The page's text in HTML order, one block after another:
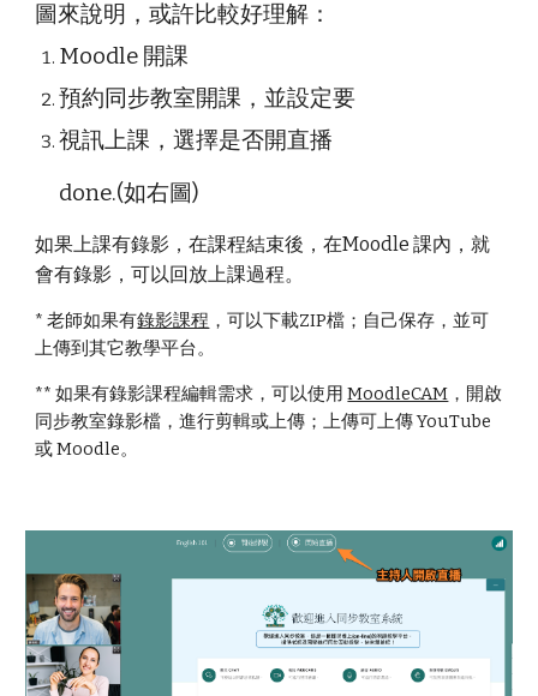
圖來說明，或許比較好理解：
Moodle 開課
預約同步教室開課，並設定要
視訊上課，選擇是否開直播
done.(如右圖)
如果上課有錄影，在課程結束後，在Moodle 課內，就
會有錄影，可以回放上課過程。
* 老師如果有錄影課程 ，可以下載ZIP檔；自己保存，並可
上傳到其它教學平台。
** 如果有錄影課程編輯需求，可以使用MoodleCAM ，開啟
同步教室錄影檔，進行剪輯或上傳；上傳可上傳 YouTube
或 Moodle。